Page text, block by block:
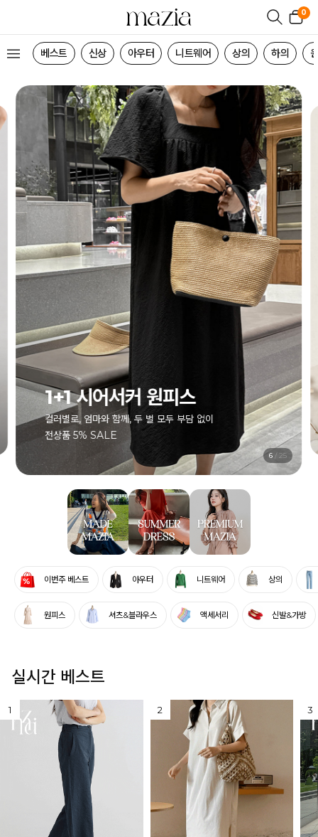
0
베스트 신상 아우터 니트웨어 상의 하의
1+1 시어서커 원피스
컬러별로, 엄마와 함께, 두 벌 모두 부담 없이
전상품 5% SALE
7 /25
이번주 베스트 아우터 니트웨어 상의
원피스 셔츠&블라우스 액세서리 신발&가방
실시간 베스트